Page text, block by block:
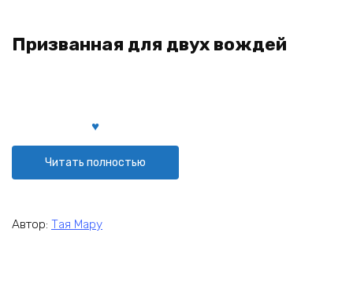
Призванная для двух вождей
Читать полностью
Автор: Тая Мару